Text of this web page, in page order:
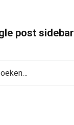
post sidebar